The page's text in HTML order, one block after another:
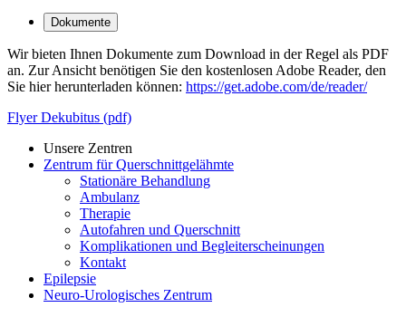
Dokumente
Wir bieten Ihnen Dokumente zum Download in der Regel als PDF
an. Zur Ansicht benötigen Sie den kostenlosen Adobe Reader, den
Sie hier herunterladen können: https://get.adobe.com/de/reader/
Flyer Dekubitus (pdf)
Unsere Zentren
Zentrum für Querschnittgelähmte
Stationäre Behandlung
Ambulanz
Therapie
Autofahren und Querschnitt
Komplikationen und Begleiterscheinungen
Kontakt
Epilepsie
Neuro-Urologisches Zentrum